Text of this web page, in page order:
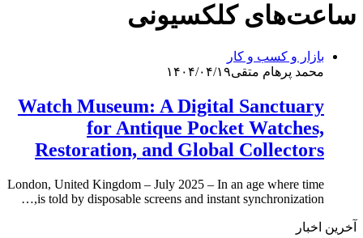
ساعت‌های کلکسیونی
بازار و کسب و کار
محمد پرهام متقی۱۴۰۴/۰۴/۱۹
Watch Museum: A Digital Sanctuary
for Antique Pocket Watches,
Restoration, and Global Collectors
London, United Kingdom – July 2025 – In an age where time
is told by disposable screens and instant synchronization,…
آخرین اخبار